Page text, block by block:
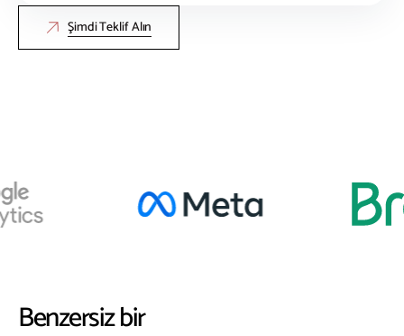
Şimdi Teklif Alın
Benzersiz bir